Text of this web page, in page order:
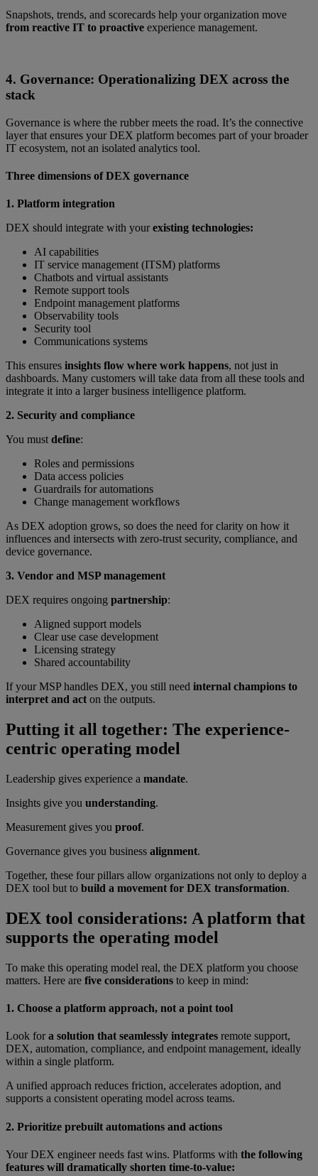
Snapshots, trends, and scorecards help your organization move
from reactive IT to proactive experience management.
4. Governance: Operationalizing DEX across the
stack
Governance is where the rubber meets the road. It’s the connective
layer that ensures your DEX platform becomes part of your broader
IT ecosystem, not an isolated analytics tool.
Three dimensions of DEX governance
1. Platform integration
DEX should integrate with yourexisting technologies:
AI capabilities
IT service management (ITSM) platforms
Chatbots and virtual assistants
Remote support tools
Endpoint management platforms
Observability tools
Security tool
Communications systems
This ensures insights flow where work happens, not just in
dashboards. Many customers will take data from all these tools and
integrate it into a larger business intelligence platform.
2. Security and compliance
You must define:
Roles and permissions
Data access policies
Guardrails for automations
Change management workflows
As DEX adoption grows, so does the need for clarity on how it
influences and intersects with zero-trust security, compliance, and
device governance.
3. Vendor and MSP management
DEX requires ongoing partnership:
Aligned support models
Clear use case development
Licensing strategy
Shared accountability
If your MSP handles DEX, you still need internal champions to
interpret and act on the outputs.
Putting it all together: The experience-
centric operating model
Leadership gives experience a mandate.
Insights give you understanding.
Measurement gives you proof.
Governance gives you business alignment.
Together, these four pillars allow organizations not only to deploy a
DEX tool but to build a movement for DEX transformation.
DEX tool considerations: A platform that
supports the operating model
To make this operating model real, the DEX platform you choose
matters. Here are five considerations to keep in mind:
1. Choose a platform approach, not a point tool
Look fora solution that seamlessly integrates remote support,
DEX, automation, compliance, and endpoint management, ideally
within a single platform.
A unified approach reduces friction, accelerates adoption, and
supports a consistent operating model across teams.
2. Prioritize prebuilt automations and actions
Your DEX engineer needs fast wins. Platforms with the following
features will dramatically shorten time-to-value: